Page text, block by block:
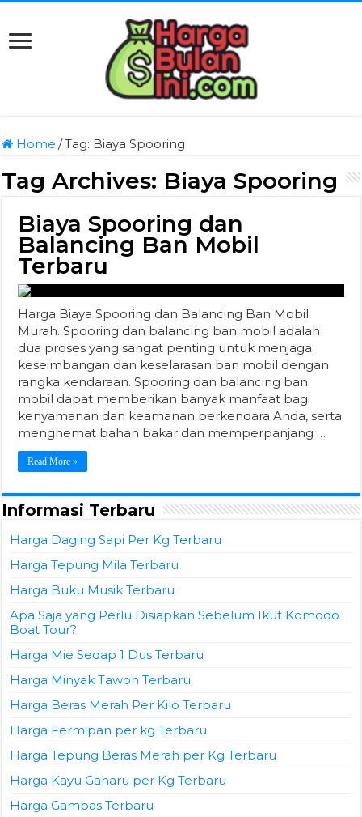
Home /Tag: Biaya Spooring
Tag Archives: Biaya Spooring
Biaya Spooring dan
Balancing Ban Mobil
Terbaru
Harga Biaya Spooring dan Balancing Ban Mobil
Murah. Spooring dan balancing ban mobil adalah
dua proses yang sangat penting untuk menjaga
keseimbangan dan keselarasan ban mobil dengan
rangka kendaraan. Spooring dan balancing ban
mobil dapat memberikan banyak manfaat bagi
kenyamanan dan keamanan berkendara Anda, serta
menghemat bahan bakar dan memperpanjang …
Read More »
Informasi Terbaru
Harga Daging Sapi Per Kg Terbaru
Harga Tepung Mila Terbaru
Harga Buku Musik Terbaru
Apa Saja yang Perlu Disiapkan Sebelum Ikut Komodo
Boat Tour?
Harga Mie Sedap 1 Dus Terbaru
Harga Minyak Tawon Terbaru
Harga Beras Merah Per Kilo Terbaru
Harga Fermipan per kg Terbaru
Harga Tepung Beras Merah per Kg Terbaru
Harga Kayu Gaharu per Kg Terbaru
Harga Gambas Terbaru